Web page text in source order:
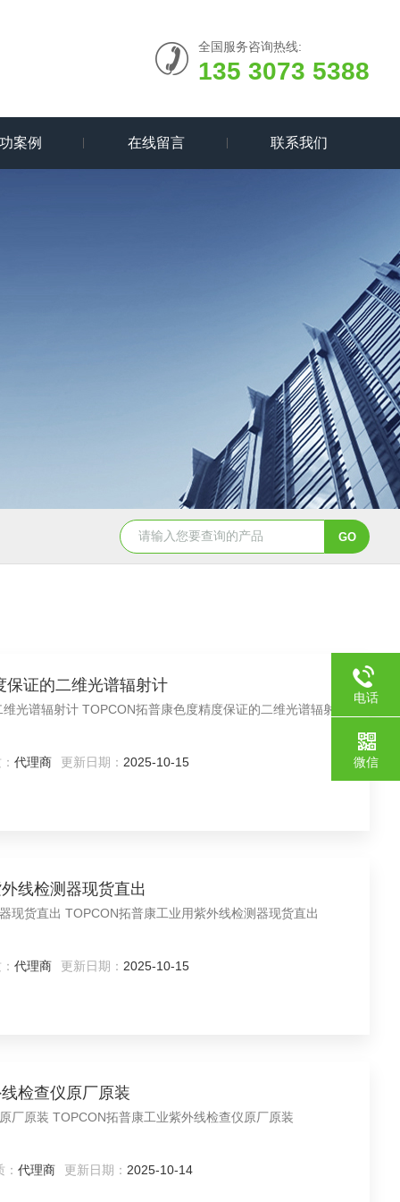
全国服务咨询热线:
135 3073 5388
案例 在线留言 联系我们
本进口sumitomo住友化学*氧化铝粉 AA-07工业级精品
保证的二维光谱辐射计
光谱辐射计 TOPCON拓普康色度精度保证的二维光谱辐射计
代理商 更新日期： 2025-10-15
线检测器现货直出
现货直出 TOPCON拓普康工业用紫外线检测器现货直出
代理商 更新日期： 2025-10-15
检查仪原厂原装
厂原装 TOPCON拓普康工业紫外线检查仪原厂原装
代理商 更新日期： 2025-10-14
电话
微信